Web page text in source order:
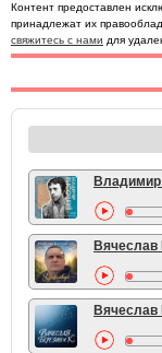
Контент предоставлен
принадлежат их
свяжитесь с нами для
Вячеслав
Вячеслав